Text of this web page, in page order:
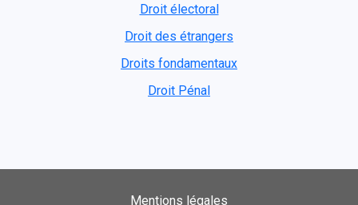
Droit électoral
Droit des étrangers
Droits fondamentaux
Droit Pénal
Mentions légales